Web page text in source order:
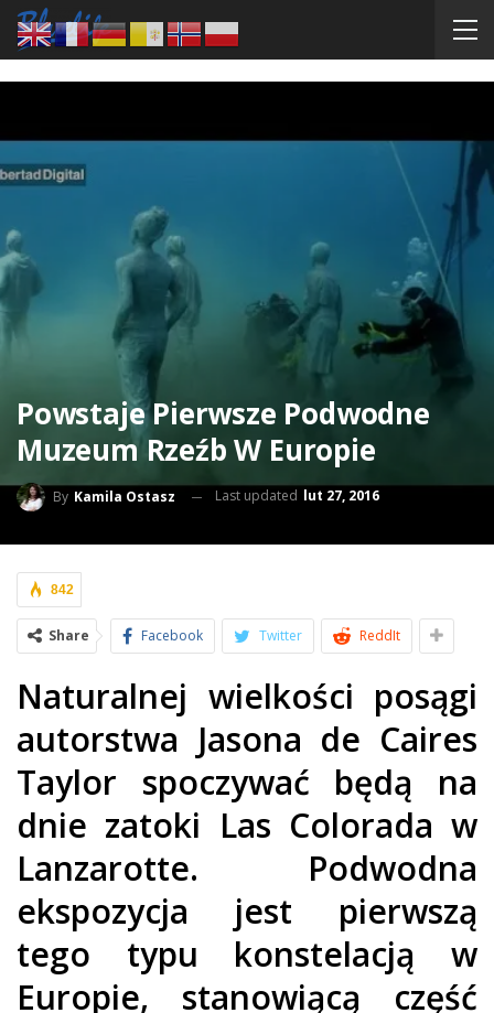
Powstaje Pierwsze Podwodne
Muzeum Rzeźb W Europie
By Kamila Ostasz Last updated lut 27, 2016
842
Share Facebook Twitter ReddIt
Naturalnej wielkości posągi
autorstwa Jasona de Caires
Taylor spoczywać będą na
dnie zatoki Las Colorada w
Lanzarotte. Podwodna
ekspozycja jest pierwszą
tego typu konstelacją w
Europie, stanowiącą część